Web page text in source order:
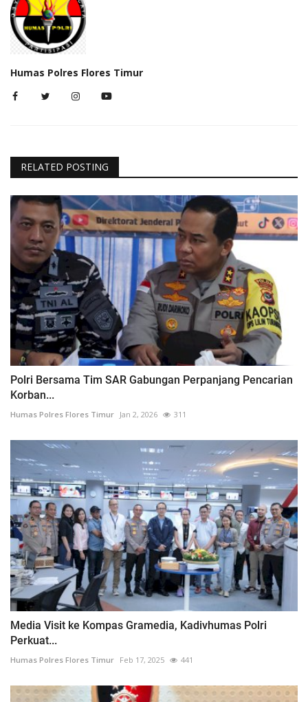
Humas Polres Flores Timur
RELATED POSTING
Polri Bersama Tim SAR Gabungan Perpanjang Pencarian
Korban...
Humas Polres Flores Timur Jan 2, 2026 311
Media Visit ke Kompas Gramedia, Kadivhumas Polri
Perkuat...
Humas Polres Flores Timur Feb 17, 2025 441